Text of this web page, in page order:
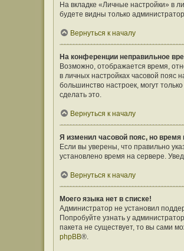
На вкладке «Личные настройки» в
будете видны только
Вернуться к началу
На конференции неправильное
Возможно, отображается время,
в личных настройках часовой пояс
большинство настроек, могут
сделать это.
Вернуться к началу
Я изменил часовой пояс, но время
Если вы уверены, что правильно
установлено время на сервере.
Вернуться к началу
Моего языка нет в списке!
Администратор не установил
Попробуйте узнать у
пакета не существует, то вы сами
phpBB®.